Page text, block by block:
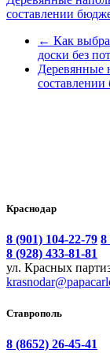
составлении
← Как
доски без
Деревянные
составлении
Краснодар
8 (901) 104-22-79 8
8 (928) 433-81-81
ул. Красных
Ставрополь
8 (8652) 26-45-41